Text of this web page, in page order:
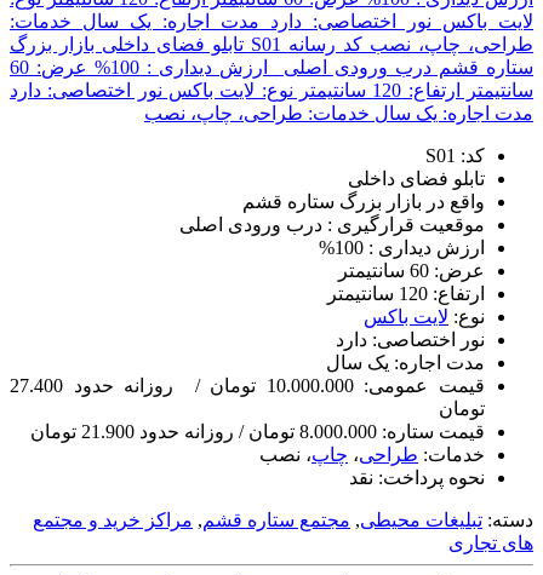
کد: S01
تابلو فضای داخلی
واقع در بازار بزرگ ستاره قشم
موقعیت قرارگیری : درب ورودی اصلی
ارزش دیداری : 100%
عرض: 60 سانتیمتر
ارتفاع: 120 سانتیمتر
نوع: لایت باکس
نور اختصاصی: دارد
مدت اجاره: یک سال
قیمت عمومی: 10.000.000 تومان / روزانه حدود 27.400
تومان
قیمت ستاره: 8.000.000 تومان / روزانه حدود 21.900 تومان
خدمات: طراحی، چاپ، نصب
نحوه پرداخت: نقد
دسته: تبلیغات محیطی, مجتمع ستاره قشم, مراکز خرید و مجتمع
های تجاری